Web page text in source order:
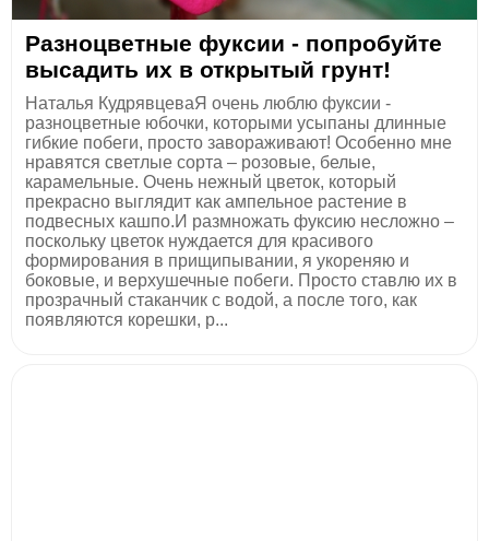
Разноцветные фуксии - попробуйте
высадить их в открытый грунт!
Наталья КудрявцеваЯ очень люблю фуксии -
разноцветные юбочки, которыми усыпаны длинные
гибкие побеги, просто завораживают! Особенно мне
нравятся светлые сорта – розовые, белые,
карамельные. Очень нежный цветок, который
прекрасно выглядит как ампельное растение в
подвесных кашпо.И размножать фуксию несложно –
поскольку цветок нуждается для красивого
формирования в прищипывании, я укореняю и
боковые, и верхушечные побеги. Просто ставлю их в
прозрачный стаканчик с водой, а после того, как
появляются корешки, р...